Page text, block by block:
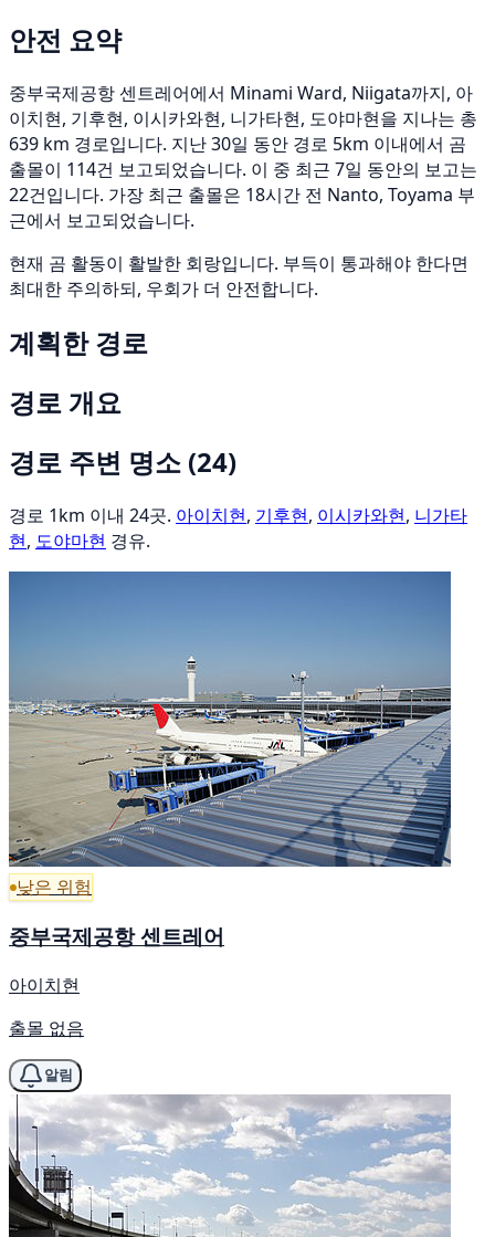
안전 요약
중부국제공항 센트레어에서 Minami Ward, Niigata까지, 아
이치현, 기후현, 이시카와현, 니가타현, 도야마현을 지나는 총
639 km 경로입니다. 지난 30일 동안 경로 5km 이내에서 곰
출몰이 114건 보고되었습니다. 이 중 최근 7일 동안의 보고는
22건입니다. 가장 최근 출몰은 18시간 전 Nanto, Toyama 부
근에서 보고되었습니다.
현재 곰 활동이 활발한 회랑입니다. 부득이 통과해야 한다면
최대한 주의하되, 우회가 더 안전합니다.
계획한 경로
경로 개요
경로 주변 명소 (24)
경로 1km 이내 24곳. 아이치현, 기후현, 이시카와현, 니가타
현, 도야마현 경유.
낮은 위험
중부국제공항 센트레어
아이치현
출몰 없음
알림